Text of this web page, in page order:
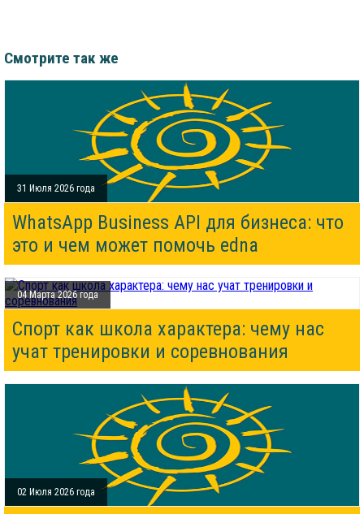
Смотрите так же
31 Июля 2026 года
WhatsApp Business API для бизнеса: что
это и чем может помочь edna
04 Марта 2026 года
Спорт как школа характера: чему нас
учат тренировки и соревнования
02 Июля 2026 года